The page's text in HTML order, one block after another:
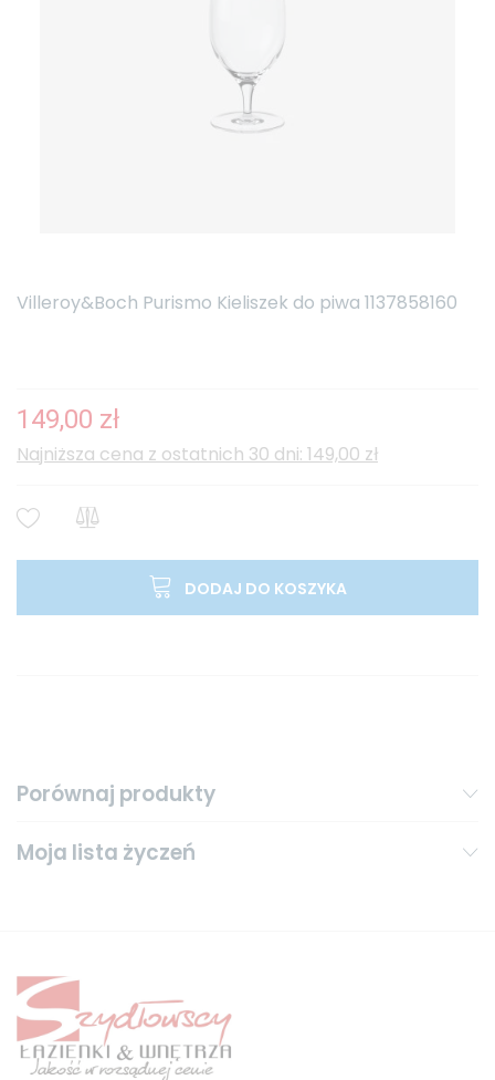
Villeroy&Boch Purismo Kieliszek do piwa 1137858160
149,00 zł
Najniższa cena z ostatnich 30 dni: 149,00 zł
DODAJ DO KOSZYKA
Porównaj produkty
Moja lista życzeń